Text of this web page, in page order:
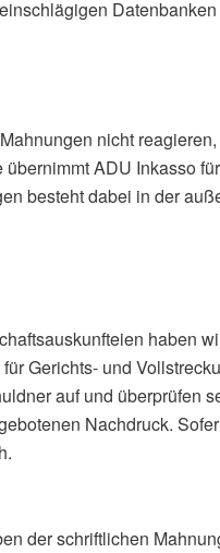
nicht
ADU Inkasso
besteht dabei in der
Gerichts- und
auf und
Nachdruck.
der schriftlichen